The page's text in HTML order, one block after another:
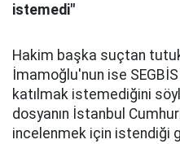
istemedi"
Hakim başka suçtan
İmamoğlu'nun ise
katılmak istemediğini
dosyanın İstanbul
incelenmek için istendiği